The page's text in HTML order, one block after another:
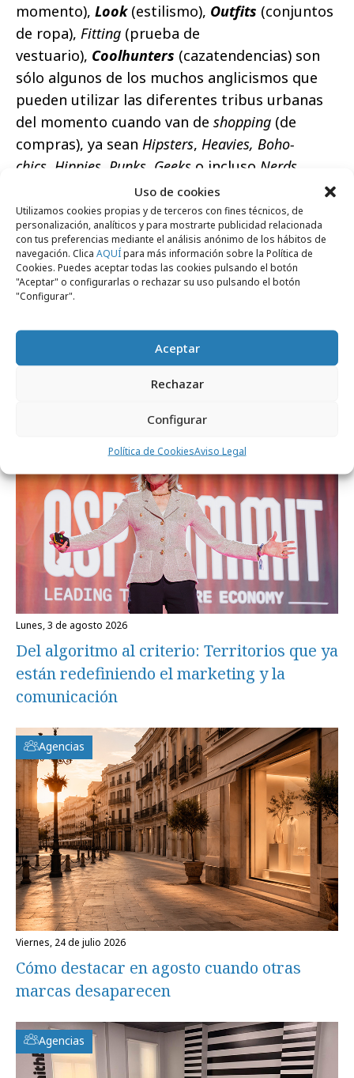
Uso de cookies
Utilizamos cookies propias y de terceros con fines técnicos, de
personalización, analíticos y para mostrarte publicidad relacionada
con tus preferencias mediante el análisis anónimo de los hábitos de
navegación. Clica AQUÍpara más información sobre la Política de
Cookies. Puedes aceptar todas las cookies pulsando el botón
"Aceptar" o configurarlas o rechazar su uso pulsando el botón
"Configurar".
Aceptar
Rechazar
Configurar
Política de CookiesAviso Legal
momento), Look (estilismo), Outfits (conjuntos
de ropa), Fitting (prueba de
vestuario), Coolhunters (cazatendencias) son
sólo algunos de los muchos anglicismos que
pueden utilizar las diferentes tribus urbanas
del momento cuando van de shopping (de
compras), ya sean Hipsters, Heavies, Boho-
chics Hippies Punks Geeks o incluso Nerds
Comparte
Noticias Relacionadas
Empresas y Negocios
lunes, 3 de agosto 2026
Del algoritmo al criterio: Territorios que ya
están redefiniendo el marketing y la
comunicación
Agencias
viernes, 24 de julio 2026
Cómo destacar en agosto cuando otras
marcas desaparecen
Agencias